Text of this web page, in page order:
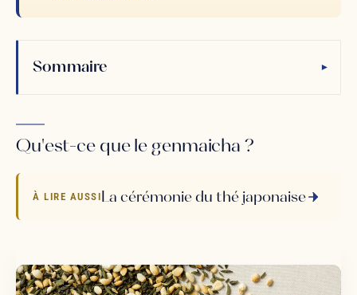
Sommaire ▾
Qu'est-ce que le genmaicha ?
À LIRE AUSSILa cérémonie du thé japonaise